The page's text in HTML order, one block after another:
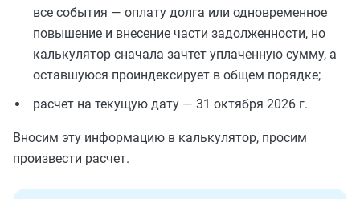
все события — оплату долга или одновременное
повышение и внесение части задолженности, но
калькулятор сначала зачтет уплаченную сумму, а
оставшуюся проиндексирует в общем порядке;
расчет на текущую дату — 31 октября 2026 г.
Вносим эту информацию в калькулятор, просим
произвести расчет.